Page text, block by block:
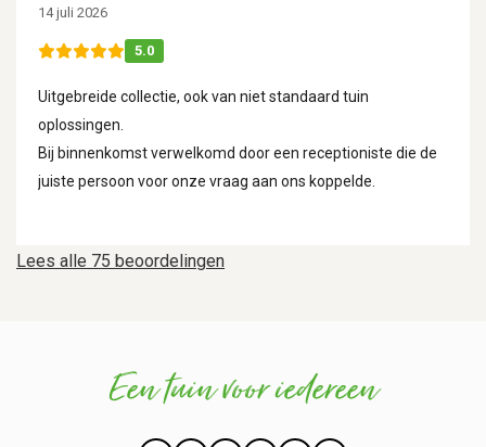
Lees alle 75 beoordelingen
14 juli 2026
5.0
Uitgebreide collectie, ook van niet standaard tuin
oplossingen.
Bij binnenkomst verwelkomd door een receptioniste die de
juiste persoon voor onze vraag aan ons koppelde.
Een tuin voor iedereen